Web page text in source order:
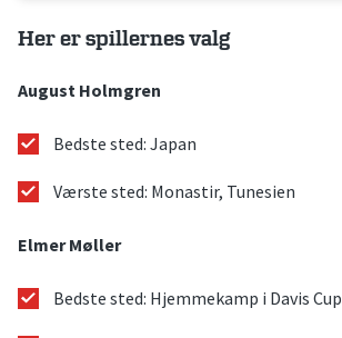
Her er spillernes valg
August Holmgren
Bedste sted: Japan
Værste sted: Monastir, Tunesien
Elmer Møller
Bedste sted: Hjemmekamp i Davis Cup